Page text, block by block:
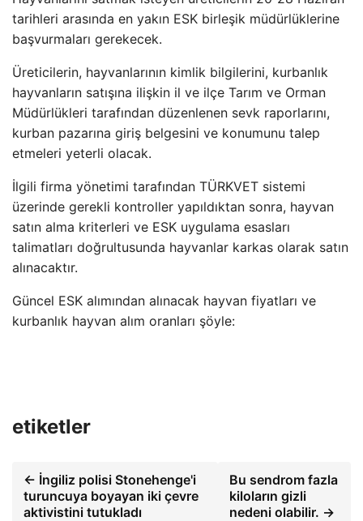
tarihleri ​​arasında en yakın ESK birleşik müdürlüklerine
başvurmaları gerekecek.
Üreticilerin, hayvanlarının kimlik bilgilerini, kurbanlık
hayvanların satışına ilişkin il ve ilçe Tarım ve Orman
Müdürlükleri tarafından düzenlenen sevk raporlarını,
kurban pazarına giriş belgesini ve konumunu talep
etmeleri yeterli olacak.
İlgili firma yönetimi tarafından TÜRKVET sistemi
üzerinde gerekli kontroller yapıldıktan sonra, hayvan
satın alma kriterleri ve ESK uygulama esasları
talimatları doğrultusunda hayvanlar karkas olarak satın
alınacaktır.
Güncel ESK alımından alınacak hayvan fiyatları ve
kurbanlık hayvan alım oranları şöyle:
etiketler
← İngiliz polisi Stonehenge'i
turuncuya boyayan iki çevre
aktivistini tutukladı
Bu sendrom fazla
kiloların gizli
nedeni olabilir. →